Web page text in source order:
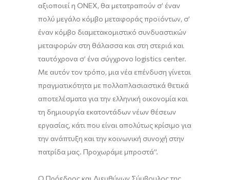
αξιοποιεί η ONEX, θα μετατραπούν σ’ έναν
πολύ μεγάλο κόμβο μεταφοράς προϊόντων, σ’
έναν κόμβο διαμετακομιστικό συνδυαστικών
μεταφορών στη θάλασσα και στη στεριά και
ταυτόχρονα σ’ ένα σύγχρονο logistics center.
Με αυτόν τον τρόπο, μια νέα επένδυση γίνεται
πραγματικότητα με πολλαπλασιαστικά θετικά
αποτελέσματα για την ελληνική οικονομία και
τη δημιουργία εκατοντάδων νέων θέσεων
εργασίας, κάτι που είναι απολύτως κρίσιμο για
την ανάπτυξη και την κοινωνική συνοχή στην
πατρίδα μας. Προχωράμε μπροστά”.
Ο Πρόεδρος και Διευθύνων Σύμβουλος της